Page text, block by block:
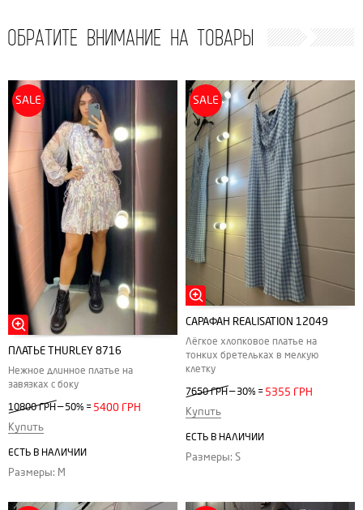
ОБРАТИТЕ ВНИМАНИЕ НА ТОВАРЫ
SALE
ПЛАТЬЕ THURLEY 8716
Нежное длинное платье на
завязках с боку
10800 ГРН— 50% = 5400 ГРН
Купить
ЕСТЬ В НАЛИЧИИ
Размеры: M
SALE
САРАФАН REALISATION 12049
Лёгкое хлопковое платье на
тонких бретельках в мелкую
клетку
7650 ГРН — 30% = 5355 ГРН
Купить
ЕСТЬ В НАЛИЧИИ
Размеры: S